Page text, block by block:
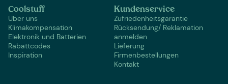
Coolstuff
Über uns
Klimakompensation
Elektronik und Batterien
Rabattcodes
Inspiration
Kundenservice
Zufriedenheitsgarantie
Rücksendung/ Reklamation
anmelden
Lieferung
Firmenbestellungen
Kontakt